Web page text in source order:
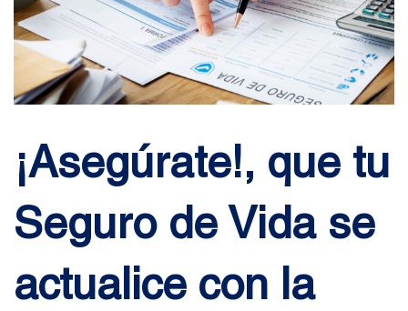
¡Asegúrate!, que tu
Seguro de Vida se
actualice con la